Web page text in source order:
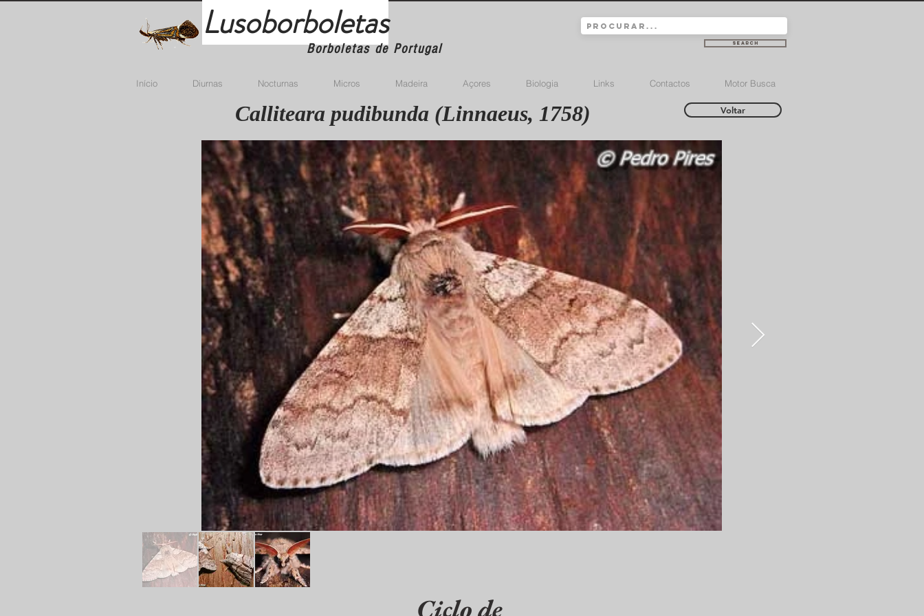
Lusoborboletas
Borboletas de Portugal Search
Início Diurnas Nocturnas Micros Madeira Açores Biologia Links Contactos Motor Busca
Calliteara pudibunda (Linnaeus, 1758) Voltar
Ciclo de